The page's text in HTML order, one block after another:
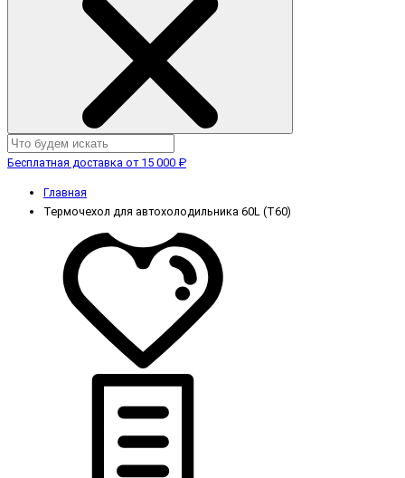
Бесплатная доставка от 15 000 ₽
Главная
Термочехол для автохолодильника 60L (T60)